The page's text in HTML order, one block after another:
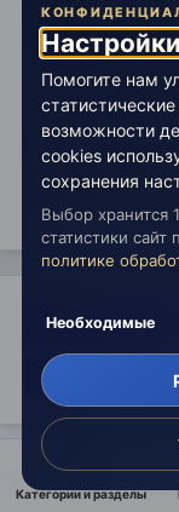
Уже
Категории и разделы
Помогите нам
возможности
cookies
сохранения
Выбор хранится
статистики
политике
Необходимые